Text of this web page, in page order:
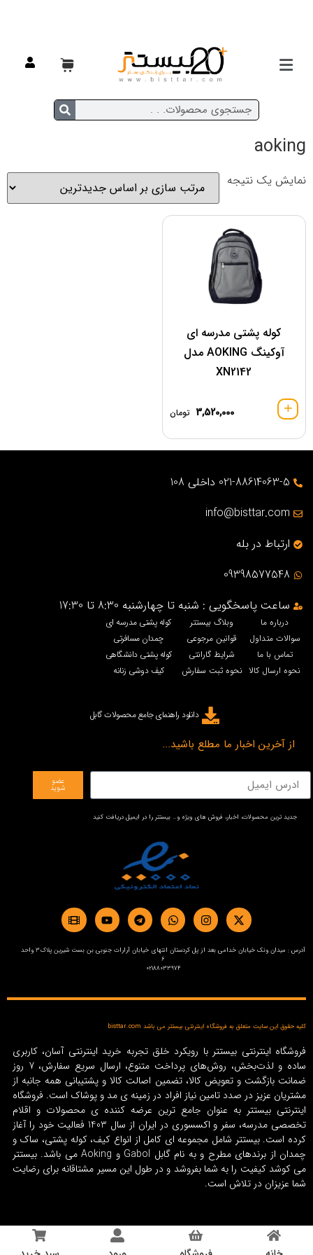
/ محصولات برچسب خورده “aoking”
aoking
نمایش یک نتیجه
کوله پشتی مدرسه ای
آوکینگ AOKING مدل
XN2142
3,520,000 تومان
021-88614063-5 داخلی 108
info@bisttar.com
ارتباط در بله
09398577548
ساعت پاسخگویی : شنبه تا چهارشنبه 8:30 تا 17:30
درباره ما
سوالات متداول
تماس با ما
نحوه ارسال کالا
وبلاگ بیستتر
قوانین مرجوعی
شرایط گارانتی
نحوه ثبت سفارش
کوله پشتی مدرسه ای
چمدان مسافرتی
کوله پشتی دانشگاهی
کیف دوشی زنانه
دانلود راهنمای جامع محصولات گابل
از آخرین اخبار ما مطلع باشید...
عضو
شوید
جدید ترین محصولات، اخبار، فروش های ویژه و… بیستتر را در ایمیل دریافت کنید
آدرس : میدان ونک خیابان خدامی بعد از پل کردستان انتهای خیابان آرارات جنوبی بن بست شیرین پلاک3 واحد
6
02188033974
کلیه حقوق این سایت متعلق به فروشگاه اینترنتی بیستتر می باشد bisttar.com
فروشگاه اینترنتی بیستتر با رویکرد خلق تجربه خرید اینترنتی آسان، کاربری
ساده و لذت‌بخش، روش‌های پرداخت متنوع، ارسال سریع سفارش، 7 روز
ضمانت بازگشت و تعویض کالا، تضمین اصالت کالا و پشتیبانی همه جانبه از
مشتریان عزیز در صدد تامین نیاز افراد در زمینه‌ ی مد و پوشاک است. فروشگاه
اینترنتی بیستتر به عنوان جامع ترین عرضه کننده ی محصولات و اقلام
تخصصی مدرسه، سفر و اکسسوری در ایران از سال 1403 فعالیت خود را آغاز
کرده است. بیستتر شامل مجموعه ای کامل از انواع کیف، کوله پشتی، ساک و
چمدان از برندهای مطرح و به نام گابل Gabol و Aoking می باشد. بیستتر
می کوشد کیفیت را به شما بفروشد و در طول این مسیر مشتاقانه برای رضایت
شما عزیزان در تلاش است.